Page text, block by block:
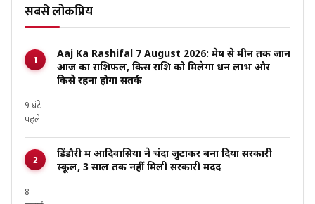
सबसे लोकप्रिय
Aaj Ka Rashifal 7 August 2026: मेष से मीन तक जानें
आज का राशिफल, किस राशि को मिलेगा धन लाभ और
किसे रहना होगा सतर्क
9 घंटे
पहले
डिंडौरी में आदिवासियों ने चंदा जुटाकर बना दिया सरकारी
स्कूल, 3 साल तक नहीं मिली सरकारी मदद
8